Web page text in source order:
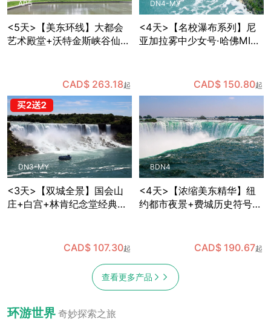
AP5
<5天>【美东环线】大都会
艺术殿堂+沃特金斯峡谷仙境
CAD$ 263.18起
DN4-MY
<4天>【名校瀑布系列】尼
亚加拉雾中少女号·哈佛MIT
标三连拍，费城独立宫与自
由钟打卡，纽约往返
CAD$ 150.80起
DN3-MY
<3天>【双城全景】国会山
庄+白宫+林肯纪念堂经典地
凌空，纽约往返CAD$ 107.30起
BDN4
<4天>【浓缩美东精华】纽
约都市夜景+费城历史符号
+林肯纪念堂经典地标三连
CAD$ 190.67起
查看更多产品
环游世界 奇妙探索之旅